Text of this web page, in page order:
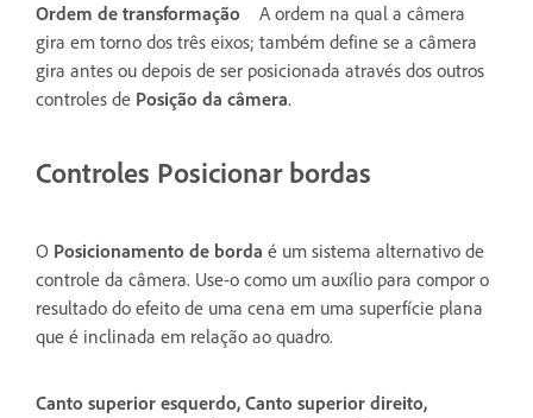
Ordem de transformação
A ordem na qual a câmera
gira em torno dos três eixos; também define se a câmera
gira antes ou depois de ser posicionada através dos outros
controles de Posição da câmera.
Controles Posicionar bordas
O Posicionamento de borda é um sistema alternativo de
controle da câmera. Use-o como um auxílio para compor o
resultado do efeito de uma cena em uma superfície plana
que é inclinada em relação ao quadro.
Canto superior esquerdo, Canto superior direito,